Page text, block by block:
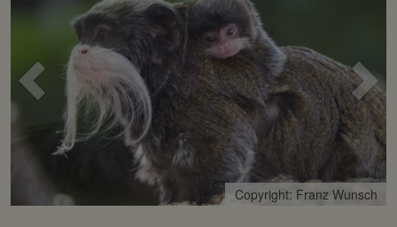
Voriges
Bild Bild
Copyright: Franz Wunsch